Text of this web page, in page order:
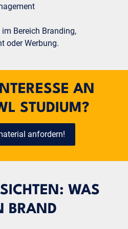
Bereich Branding,
oder Werbung.
AN
STUDIUM?
anfordern!
WAS
BRAND